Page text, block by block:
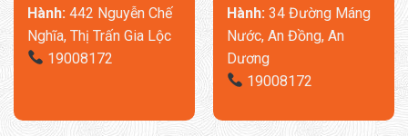
Hành: 442 Nguyễn Chế
Nghĩa, Thị Trấn Gia Lộc
19008172
Hành: 34 Đường Máng
Nước, An Đồng, An
Dương
19008172